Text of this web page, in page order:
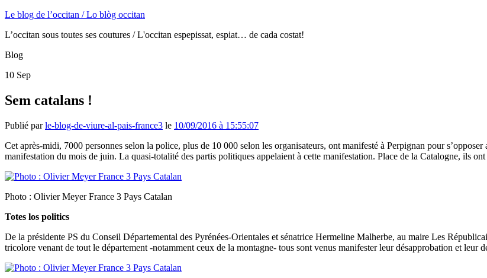
Le blog de l’occitan / Lo blòg occitan
L’occitan sous toutes ses coutures / L'occitan espepissat, espiat… de cada costat!
Blog
10 Sep
Sem catalans !
Publié parle-blog-de-viure-al-pais-france3 le 10/09/2016 à 15:55:07
Cet après-midi, 7000 personnes selon la police, plus de 10 000 selon les organisateurs, ont manifesté à Perpignan pour
manifestation du mois de juin. La quasi-totalité des partis politiques appelaient à cette manifestation. Place de la Catalogne, ils
Photo : Olivier Meyer France 3 Pays Catalan
Totes los politics
De la présidente PS du Conseil Départemental des Pyrénées-Orientales et sénatrice Hermeline Malherbe, au maire Les
tricolore venant de tout le département -notamment ceux de la montagne- tous sont venus manifester leur désapprobation et leur